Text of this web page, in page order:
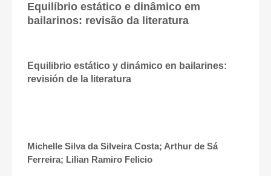
Equilíbrio estático e dinâmico em
bailarinos: revisão da literatura
Equilibrio estático y dinámico en bailarines:
revisión de la literatura
Michelle Silva da Silveira Costa; Arthur de Sá
Ferreira; Lilian Ramiro Felicio